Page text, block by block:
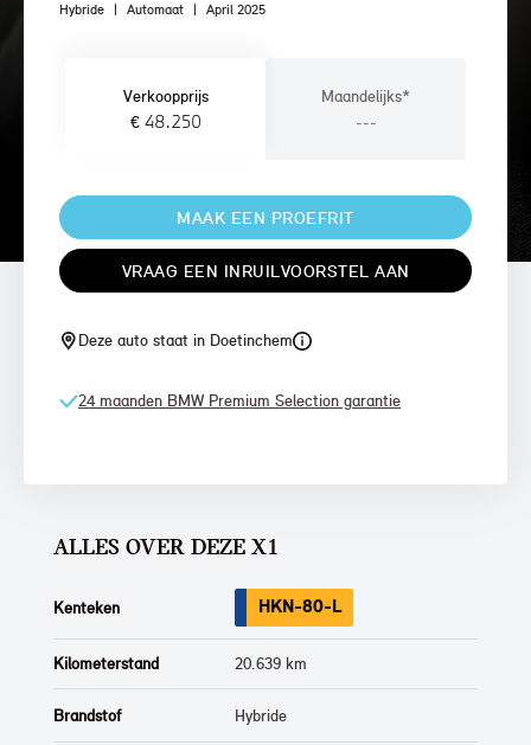
Hybride | Automaat | April 2025
Verkoopprijs
€ 48.250
Maandelijks*
---
MAAK EEN PROEFRIT
VRAAG EEN INRUILVOORSTEL AAN
Deze auto staat in Doetinchem
24 maanden BMW Premium Selection garantie
ALLES OVER DEZE X1
Kenteken HKN-80-L
Kilometerstand 20.639 km
Brandstof Hybride